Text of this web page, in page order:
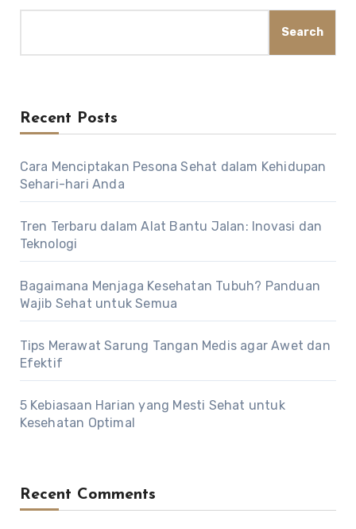
Search
Recent Posts
Cara Menciptakan Pesona Sehat dalam Kehidupan
Sehari-hari Anda
Tren Terbaru dalam Alat Bantu Jalan: Inovasi dan
Teknologi
Bagaimana Menjaga Kesehatan Tubuh? Panduan
Wajib Sehat untuk Semua
Tips Merawat Sarung Tangan Medis agar Awet dan
Efektif
5 Kebiasaan Harian yang Mesti Sehat untuk
Kesehatan Optimal
Recent Comments